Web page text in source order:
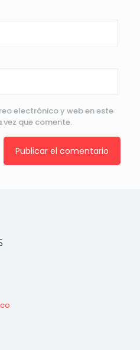
electrónico y web en este
que comente.